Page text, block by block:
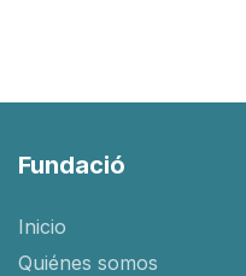
Fundació
Inicio
Quiénes somos